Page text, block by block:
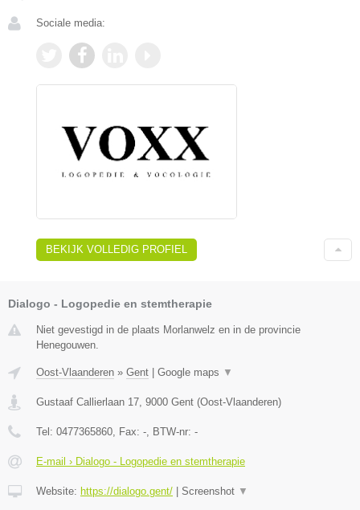
Sociale media:
BEKIJK VOLLEDIG PROFIEL
Dialogo - Logopedie en stemtherapie
Niet gevestigd in de plaats Morlanwelz en in de provincie
Henegouwen.
Oost-Vlaanderen » Gent | Google maps ▼
Gustaaf Callierlaan 17 9000 Gent (Oost-Vlaanderen)
Tel: 0477365860 , Fax: - , BTW-nr: -
E-mail › Dialogo - Logopedie en stemtherapie
Website: https://dialogo.gent/ | Screenshot ▼